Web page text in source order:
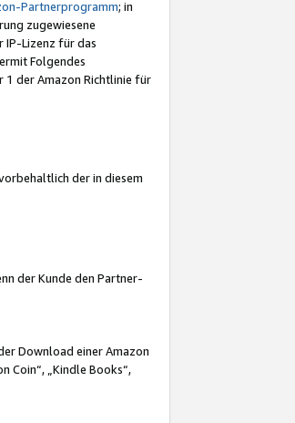
Partnerprogramm; in
zugewiesene
IP-Lizenz für das
Folgendes
1 der Amazon Richtlinie für
der in diesem
der Kunde den Partner-
Download einer Amazon
Coin“, „Kindle Books“,